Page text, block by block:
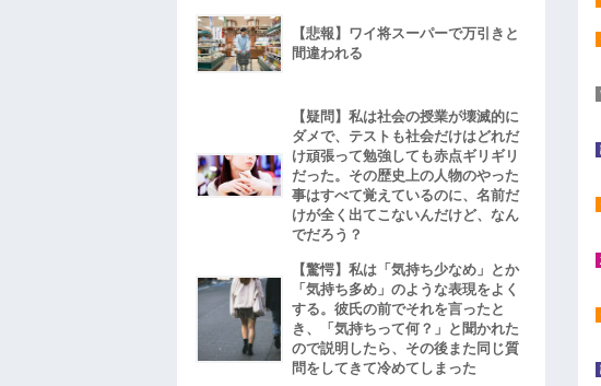
【悲報】ワイ将スーパーで万引きと
間違われる
【疑問】私は社会の授業が壊滅的に
ダメで、テストも社会だけはどれだ
け頑張って勉強しても赤点ギリギリ
だった。その歴史上の人物のやった
事はすべて覚えているのに、名前だ
けが全く出てこないんだけど、なん
でだろう？
【驚愕】私は「気持ち少なめ」とか
「気持ち多め」のような表現をよく
する。彼氏の前でそれを言ったと
き、「気持ちって何？」と聞かれた
ので説明したら、その後また同じ質
問をしてきて冷めてしまった